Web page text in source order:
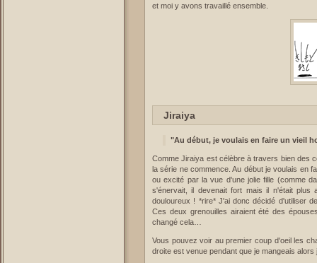
et moi y avons travaillé ensemble.
Jiraiya
"Au début, je voulais en faire un vieil
Comme Jiraiya est célèbre à travers bien des
la série ne commence. Au début je voulais en
ou excité par la vue d'une jolie fille (comme
s'énervait, il devenait fort mais il n'était plus
douloureux ! *rire* J'ai donc décidé d'utiliser
Ces deux grenouilles airaient été des
changé cela…
Vous pouvez voir au premier coup d'oeil les
droite est venue pendant que je mangeais